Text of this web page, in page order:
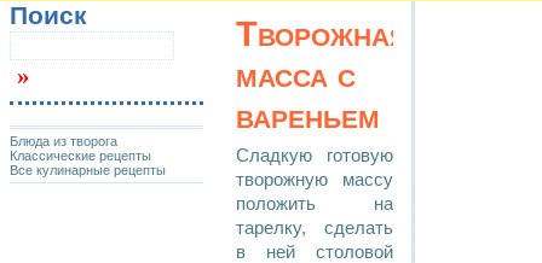
Творожная
масса с
вареньем
Сладкую готовую
творожную массу
положить на
тарелку, сделать
в ней столовой
Поиск
Блюда из творога
Классические рецепты
Все кулинарные рецепты